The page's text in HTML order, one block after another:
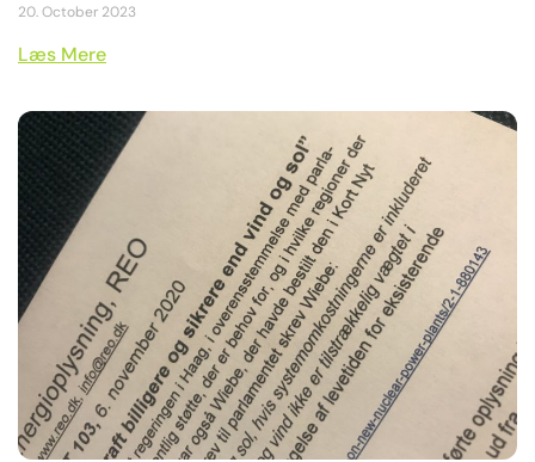
20. October 2023
Læs Mere